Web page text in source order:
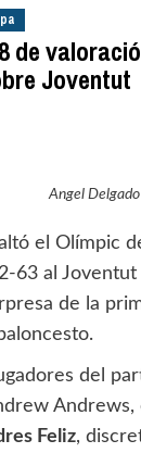
de
Joventut
Angel Delgado
el Olímpic
63 al Joventut
de la
del
Andrews,
Feliz,